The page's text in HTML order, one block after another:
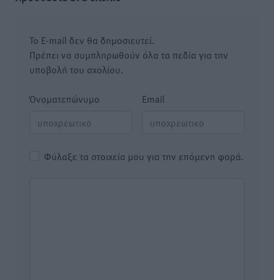
Το E-mail δεν θα δημοσιευτεί.
Πρέπει να συμπληρωθούν όλα τα πεδία για την
υποβολή του σχολίου.
Όνοματεπώνυμο Email
Φύλαξε τα στοιχεία μου για την επόμενη φορά.